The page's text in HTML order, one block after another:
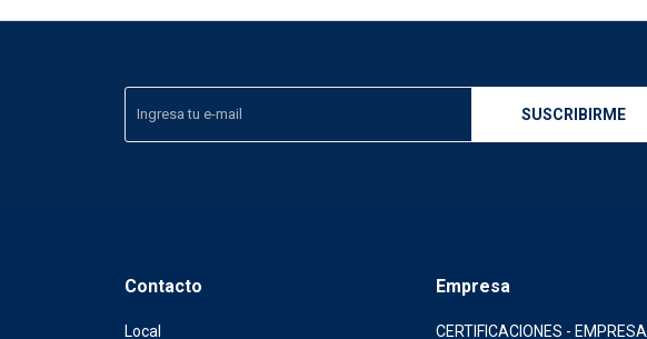
SUSCRIBIRME
Contacto
Local
Empresa
CERTIFICACIONES - EMPRESA